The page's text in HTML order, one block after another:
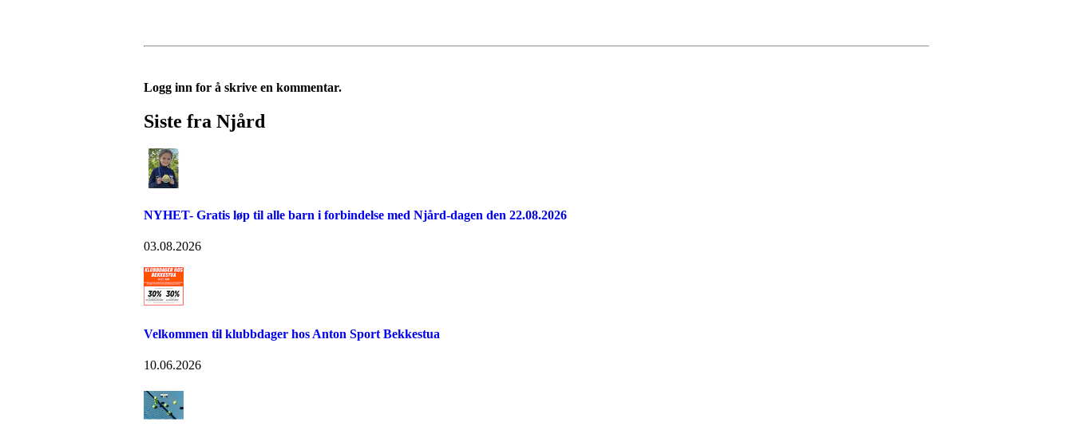
Logg inn for å skrive en kommentar.
Siste fra Njård
NYHET- Gratis løp til alle barn i forbindelse med Njård-dagen den 22.08.2026
03.08.2026
Velkommen til klubbdager hos Anton Sport Bekkestua
10.06.2026